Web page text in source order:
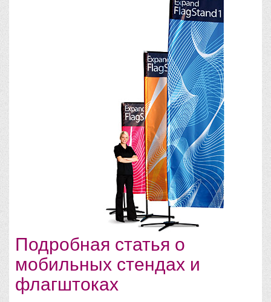
Подробная статья о
мобильных стендах и
флагштоках